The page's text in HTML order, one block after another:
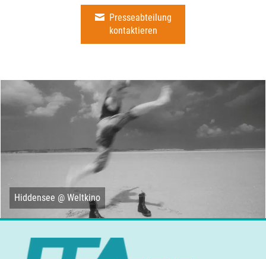
Presseabteilung
kontaktieren
Hiddensee @ Weltkino